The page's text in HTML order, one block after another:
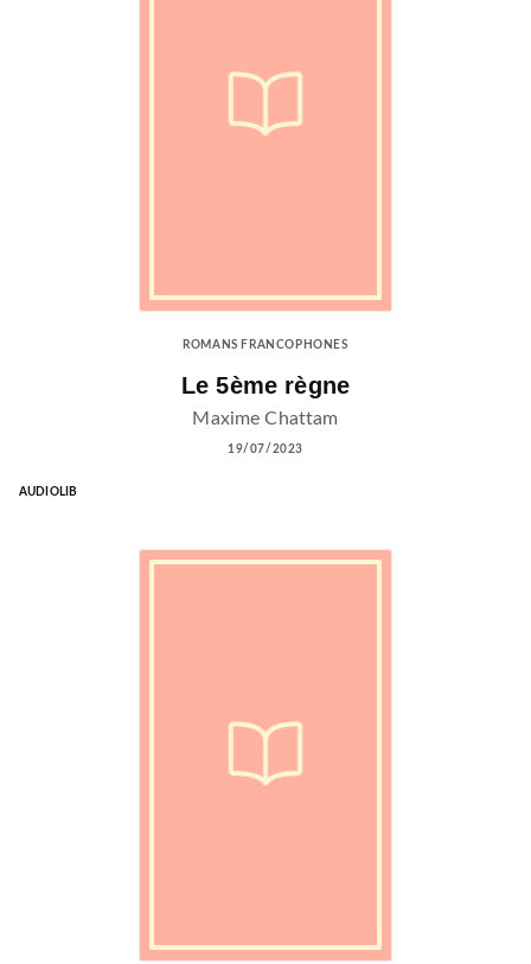
ROMANS FRANCOPHONES
Le 5ème règne
Maxime Chattam
19/07/2023
AUDIOLIB